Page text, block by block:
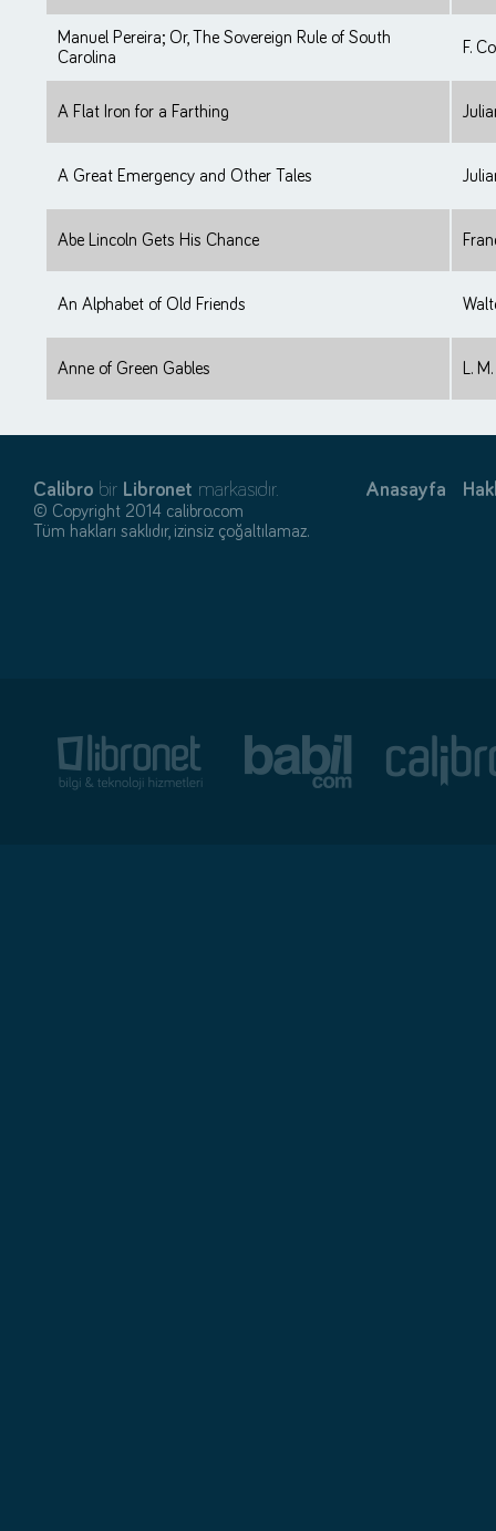
Manuel Pereira; Or, The Sovereign Rule of South
Carolina
F.
A Flat Iron for a Farthing
A Great Emergency and Other Tales
Abe Lincoln Gets His Chance
An Alphabet of Old Friends
Anne of Green Gables L.
Calibro bir Libronet markasıdır.
© Copyright 2014 calibro.com
Tüm hakları saklıdır, izinsiz çoğaltılamaz.
Anasayfa